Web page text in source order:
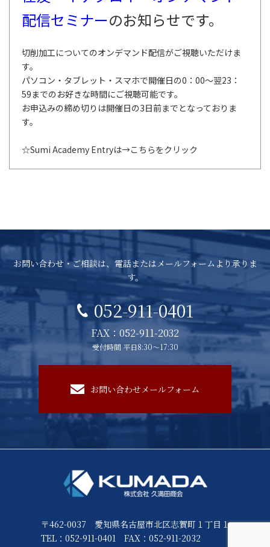
配信セミナーのお知らせです。
切削加工についてのオンデマンド配信がご視聴いただけま
す。
パソコン・タブレット・スマホで開催日の0：00～翌23：
59までのお好きな時間にご視聴可能です。
お申込みの締め切りは開催日の3日前までとなっておりま
す。
☆Sumi Academy Entryは→こちらをクリック
お問い合わせ・ご相談は、電話またはメールフォームより承りま
す。
052-911-0401
FAX：052-911-2032
受付時間 平日8:30～17:30
お問い合わせメールフォーム
〒462-0037 愛知県名古屋市北区志賀町１丁目１
TEL：052-911-0401 FAX：052-911-2032